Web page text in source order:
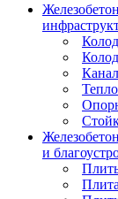
и